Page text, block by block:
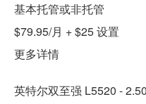
基本托管或非托管
$79.95/月 + $25 设置
更多详情
英特尔双至强 L5520 -